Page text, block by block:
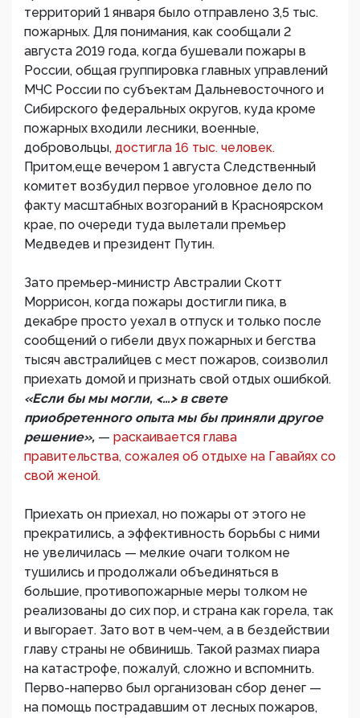
территорий 1 января было отправлено 3,5 тыс.
пожарных. Для понимания, как сообщали 2
августа 2019 года, когда бушевали пожары в
России, общая группировка главных управлений
МЧС России по субъектам Дальневосточного и
Сибирского федеральных округов, куда кроме
пожарных входили лесники, военные,
добровольцы, достигла 16 тыс. человек.
Притом,еще вечером 1 августа Следственный
комитет возбудил первое уголовное дело по
факту масштабных возгораний в Красноярском
крае, по очереди туда вылетали премьер
Медведев и президент Путин.
Зато премьер-министр Австралии Скотт
Моррисон, когда пожары достигли пика, в
декабре просто уехал в отпуск и только после
сообщений о гибели двух пожарных и бегства
тысяч австралийцев с мест пожаров, соизволил
приехать домой и признать свой отдых ошибкой.
«Если бы мы могли, <…> в свете
приобретенного опыта мы бы приняли другое
решение», — раскаивается глава
правительства, сожалея об отдыхе на Гавайях со
свой женой.
Приехать он приехал, но пожары от этого не
прекратились, а эффективность борьбы с ними
не увеличилась — мелкие очаги толком не
тушились и продолжали объединяться в
большие, противопожарные меры толком не
реализованы до сих пор, и страна как горела, так
и выгорает. Зато вот в чем-чем, а в бездействии
главу страны не обвинишь. Такой размах пиара
на катастрофе, пожалуй, сложно и вспомнить.
Перво-наперво был организован сбор денег —
на помощь пострадавшим от лесных пожаров,